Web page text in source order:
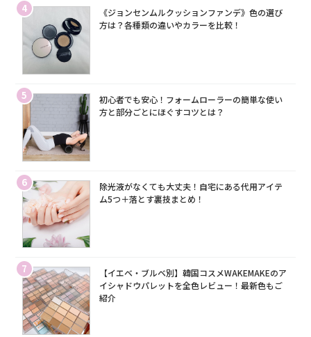
4
《ジョンセンムルクッションファンデ》色の選び
方は？各種類の違いやカラーを比較！
5
初心者でも安心！フォームローラーの簡単な使い
方と部分ごとにほぐすコツとは？
6
除光液がなくても大丈夫！自宅にある代用アイテ
ム5つ＋落とす裏技まとめ！
7
【イエベ・ブルベ別】韓国コスメWAKEMAKEのア
イシャドウパレットを全色レビュー！最新色もご
紹介